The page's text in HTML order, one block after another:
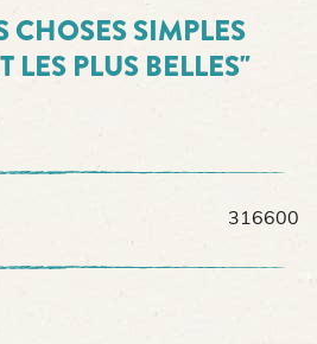
CHOSES SIMPLES
LES PLUS BELLES"
316600